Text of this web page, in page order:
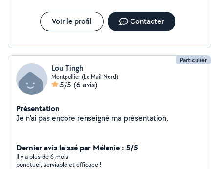
Voir le profil Contacter
Particulier
Lou Tingh
Montpellier (Le Mail Nord)
5/5 (6 avis)
Présentation
Je n'ai pas encore renseigné ma présentation.
Dernier avis laissé par Mélanie : 5/5
Il y a plus de 6 mois
ponctuel, serviable et efficace !